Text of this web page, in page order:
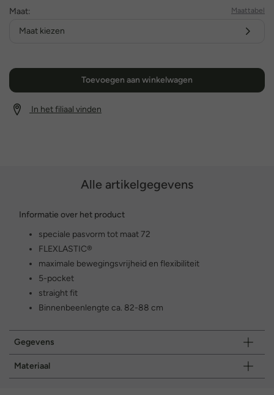
Maat: Maattabel
Maat kiezen
Toevoegen aan winkelwagen
In het filiaal vinden
Alle artikelgegevens
Informatie over het product
speciale pasvorm tot maat 72
FLEXLASTIC®
maximale bewegingsvrijheid en flexibiliteit
5-pocket
straight fit
Binnenbeenlengte ca. 82-88 cm
Gegevens
Materiaal